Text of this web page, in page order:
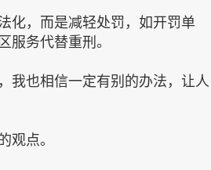
化，而是减轻处罚，如开罚单
服务代替重刑。
我也相信一定有别的办法，让人
观点。